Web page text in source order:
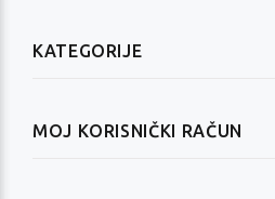
KATEGORIJE
MOJ KORISNIČKI RAČUN